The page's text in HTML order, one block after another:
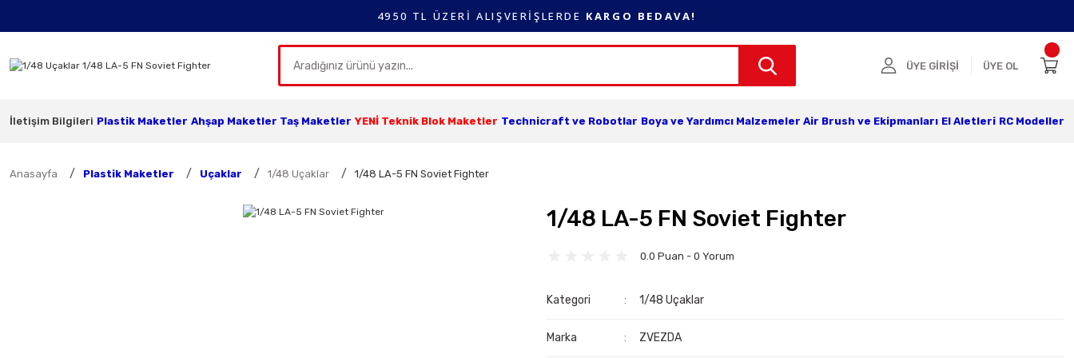
4950 TL ÜZERİ ALIŞVERİŞLERDE KARGO BEDAVA!
ÜYE GİRİŞİ ÜYE OL
İletişim Bilgileri Plastik Maketler Ahşap Maketler Taş Maketler YENİ Teknik Blok Maketler Technicraft ve Robotlar Boya ve Yardımcı Malzemeler Air Brush ve Ekipmanları El Aletleri RC Modeller
Anasayfa Plastik Maketler Uçaklar 1/48 Uçaklar 1/48 LA-5 FN Soviet Fighter
1/48 LA-5 FN Soviet Fighter
0.0 Puan - 0 Yorum
Kategori 1/48 Uçaklar
Marka ZVEZDA